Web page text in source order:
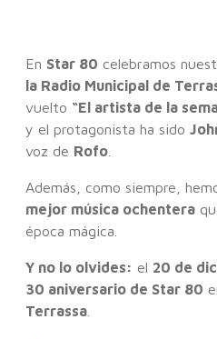
En Star 80 celebramos
la Radio Municipal de
vuelto “El artista de la
y el protagonista ha sido
voz de Rofo
Además, como siempre,
mejor música ochentera
época mágica.
Y no lo olvides: el 20 de
30 aniversario de Star 80
Terrassa